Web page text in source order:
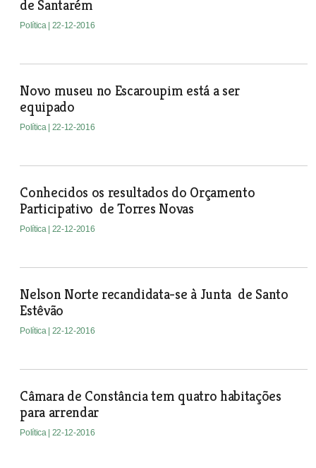
de Santarém
Política | 22-12-2016
Novo museu no Escaroupim está a ser
equipado
Política | 22-12-2016
Conhecidos os resultados do Orçamento
Participativo de Torres Novas
Política | 22-12-2016
Nelson Norte recandidata-se à Junta de Santo
Estêvão
Política | 22-12-2016
Câmara de Constância tem quatro habitações
para arrendar
Política | 22-12-2016